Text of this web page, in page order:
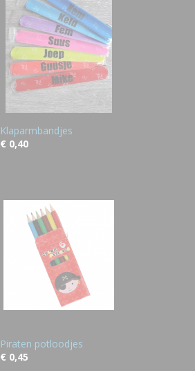
Klaparmbandjes
€ 0,40
Piraten potloodjes
€ 0,45